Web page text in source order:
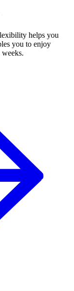
helps you
you to enjoy